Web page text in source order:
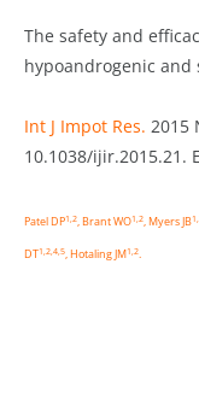
The safety and
hypoandrogenic
Int J Impot Res. 2015
10.1038/ijir.2015.21.
Patel DP1,2,Brant WO1,2,Myers JB1,
DT1,2,4,5,Hotaling JM1,2.